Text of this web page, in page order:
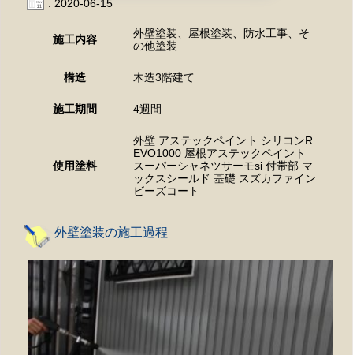
: 2020-06-15
施工内容
外壁塗装、屋根塗装、防水工事、そ
の他塗装
構造 木造3階建て
施工期間 4週間
使用塗料
外壁 アステックペイント シリコンR
EVO1000 屋根アステックペイント
スーパーシャネツサーモsi 付帯部 マ
ックスシールド 基礎 スズカファイン
ビーズコート
外壁塗装の施工過程